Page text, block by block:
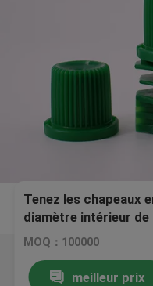
Tenez les chapeaux
diamètre intérieur de
MOQ：100000
meilleur prix